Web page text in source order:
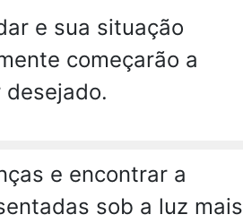
e sua situação
começarão a
e encontrar a
sob a luz mais